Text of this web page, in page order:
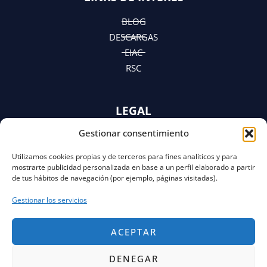
Gestionar consentimiento
Utilizamos cookies propias y de terceros para fines analíticos y para
mostrarte publicidad personalizada en base a un perfil elaborado a partir
de tus hábitos de navegación (por ejemplo, páginas visitadas).
Gestionar los servicios
ACEPTAR
DENEGAR
m
BLOG
DESCARGAS
EIAC
RSC
LEGAL
AVISO LEGAL
Y AVISO DE PRIVACIDAD
POLÍTICA DE COOKIES